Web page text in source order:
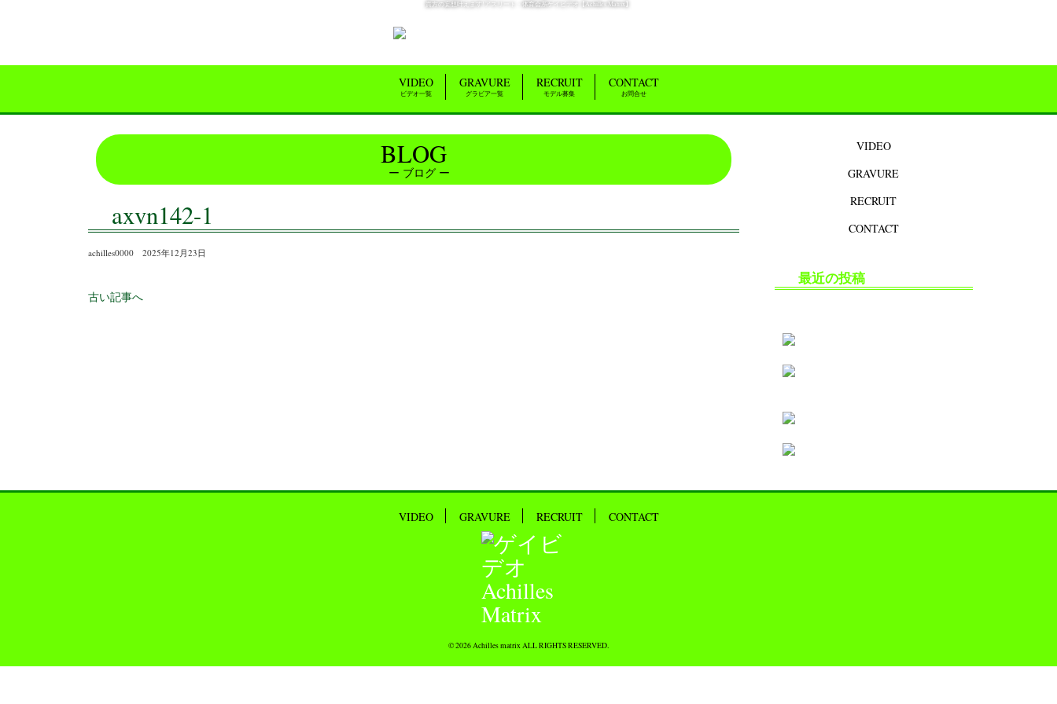
貴方の妄想叶えます!アスリート・体育会系ゲイビデオ【Achilles Matrix】
VIDEO
ビデオ一覧
GRAVURE
グラビア一覧
RECRUIT
モデル募集
CONTACT
お問合せ
BLOG
ブログ
axvn142-1
achilles0000 2025年12月23日
古い記事へ
VIDEO
GRAVURE
RECRUIT
CONTACT
最近の投稿
VIDEO GRAVURE RECRUIT CONTACT
© 2026 Achilles matrix ALL RIGHTS RESERVED.